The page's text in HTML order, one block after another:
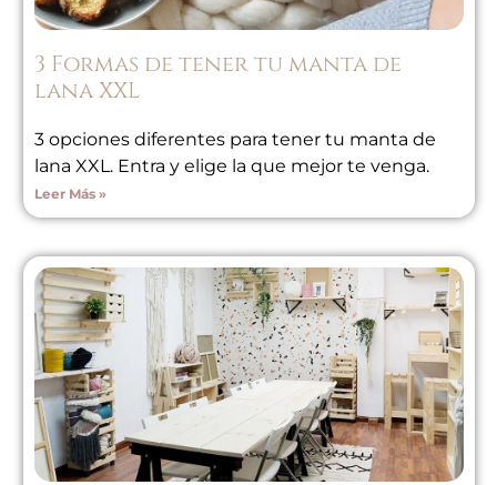
3 Formas de tener tu manta de
lana XXL
3 opciones diferentes para tener tu manta de
lana XXL. Entra y elige la que mejor te venga.
Leer Más »